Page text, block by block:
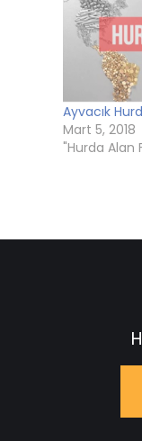
Ayvacık
Mart 5, 2018
"Hurda Alan